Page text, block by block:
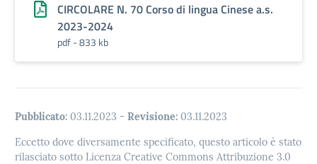
CIRCOLARE N. 70 Corso di lingua Cinese a.s.
2023-2024
pdf - 833 kb
Pubblicato: 03.11.2023 - Revisione: 03.11.2023
Eccetto dove diversamente specificato, questo articolo è stato
rilasciato sotto Licenza Creative Commons Attribuzione 3.0